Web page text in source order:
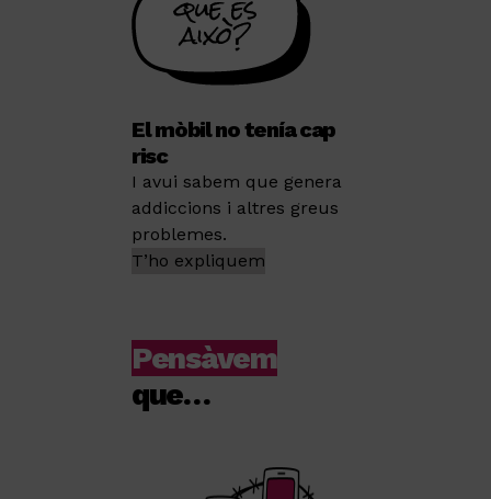
El mòbil no tenía cap
risc
I avui sabem que genera
addiccions i altres greus
problemes.
T’ho expliquem
Pensàvem
que…